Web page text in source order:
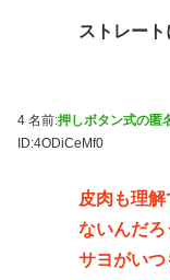
ストレー
4 名前:押しボタン式の匿
ID:4ODiCeMf0
皮肉も理
ないんだろ
サヨがい